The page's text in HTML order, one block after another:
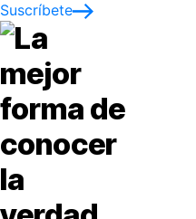
Suscríbete